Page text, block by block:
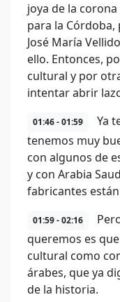
joya de la
para la
José María
ello. Entonces,
cultural y por
intentar abrir
01:46 - 01:59
Ya
tenemos muy
con algunos de
y con Arabia
fabricantes
01:59 - 02:16
queremos es
cultural como
árabes, que ya
de la historia.